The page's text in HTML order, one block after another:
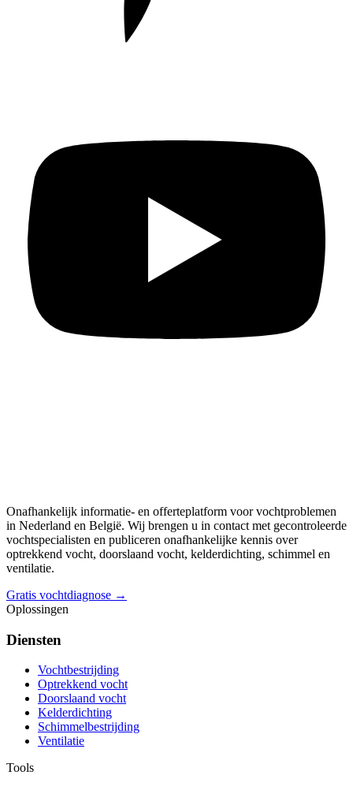
Onafhankelijk informatie- en offerteplatform voor vochtproblemen
in Nederland en België. Wij brengen u in contact met gecontroleerde
vochtspecialisten en publiceren onafhankelijke kennis over
optrekkend vocht, doorslaand vocht, kelderdichting, schimmel en
ventilatie.
Gratis vochtdiagnose →
Oplossingen
Diensten
Vochtbestrijding
Optrekkend vocht
Doorslaand vocht
Kelderdichting
Schimmelbestrijding
Ventilatie
Tools